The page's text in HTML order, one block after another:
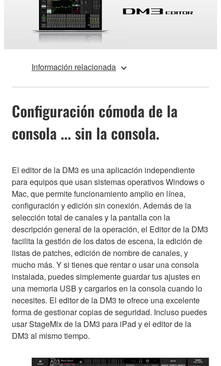
Información relacionada
Configuración cómoda de la
consola ... sin la consola.
El editor de la DM3 es una aplicación independiente
para equipos que usan sistemas operativos Windows o
Mac, que permite funcionamiento amplio en línea,
configuración y edición sin conexión. Además de la
selección total de canales y la pantalla con la
descripción general de la operación, el Editor de la DM3
facilita la gestión de los datos de escena, la edición de
listas de patches, edición de nombre de canales, y
mucho más. Y si tienes que rentar o usar una consola
instalada, puedes simplemente guardar tus ajustes en
una memoria USB y cargarlos en la consola cuando lo
necesites. El editor de la DM3 te ofrece una excelente
forma de gestionar copias de seguridad. Incluso puedes
usar StageMix de la DM3 para iPad y el editor de la
DM3 al mismo tiempo.